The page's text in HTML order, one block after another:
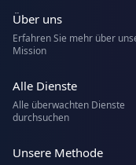
Über uns
Erfahren Sie mehr über
Mission
Alle Dienste
Alle überwachten Dienste
durchsuchen
Unsere Methode